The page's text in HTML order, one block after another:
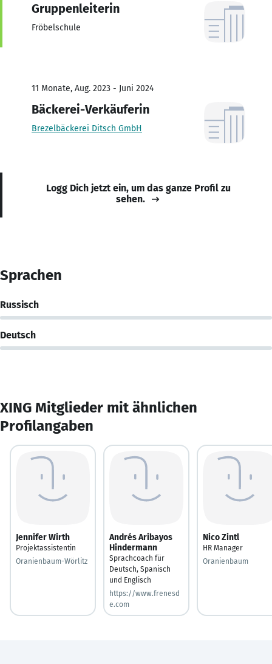
Gruppenleiterin
Fröbelschule
11 Monate, Aug. 2023 - Juni 2024
Bäckerei-Verkäuferin
Brezelbäckerei Ditsch GmbH
Logg Dich jetzt ein, um das ganze Profil zu
sehen.
Sprachen
Russisch
Deutsch
XING Mitglieder mit ähnlichen
Profilangaben
Jennifer Wirth
Projektassistentin
Oranienbaum-Wörlitz
Andrés Aribayos
Hindermann
Sprachcoach für
Deutsch, Spanisch
und Englisch
https://www.frenesd
e.com
Nico Zintl
HR Manager
Oranienbaum